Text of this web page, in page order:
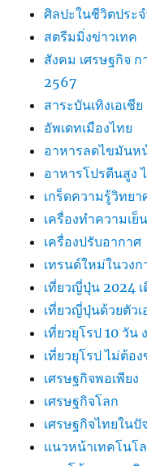
ศิลปะในชีวิตประ
สตรีมมิ่งข่าวเทค
สังคม เศรษฐกิจ
2567
สาระบันเทิงเอเชีย
อัพเดทเมืองไทย
อาหารลดไขมันห
อาหารโปรตีนสูง
เกร็ดความรู้วิทยา
เครื่องทำความเย็น
เครื่องปรับอากาศ
เทรนด์ใหม่ในวงก
เที่ยวญี่ปุ่น 2024
เที่ยวญี่ปุ่นด้วยตัวเ
เที่ยวยุโรป 10 วัน
เที่ยวยุโรป ไม่ต้อ
เศรษฐกิจพอเพียง
เศรษฐกิจโลก
เศรษฐกิจไทยในปั
แนวหน้าเทคโนโ